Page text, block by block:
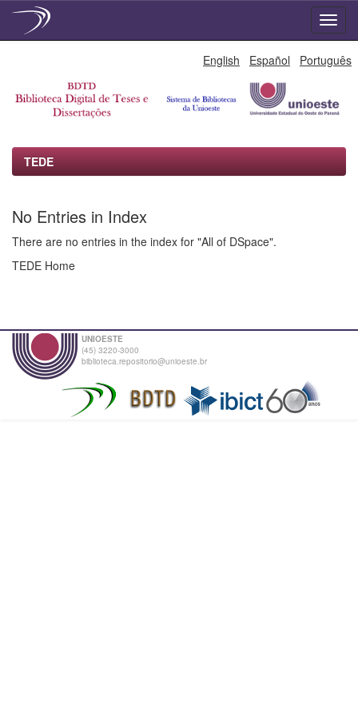
English Español Português
TEDE
No Entries in Index
There are no entries in the index for "All of DSpace".
TEDE Home
UNIOESTE
(45) 3220-3000
biblioteca.repositorio@unioeste.br